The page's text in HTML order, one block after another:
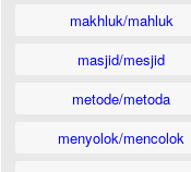
makhluk/mahluk
masjid/mesjid
metode/metoda
menyolok/mencolok